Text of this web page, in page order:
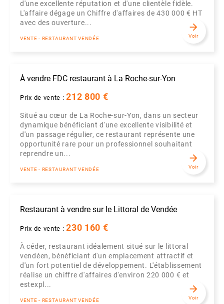
d'une excellente réputation et d'une clientèle fidèle.
L'affaire dégage un Chiffre d'affaires de 430 000 € HT
avec des ouverture...
VENTE - RESTAURANT VENDÉE
arrow_forward
Voir
À vendre FDC restaurant à La Roche-sur-Yon
Prix de vente :212 800 €
Situé au cœur de La Roche-sur-Yon, dans un secteur
dynamique bénéficiant d'une excellente visibilité et
d'un passage régulier, ce restaurant représente une
opportunité rare pour un professionnel souhaitant
reprendre un...
VENTE - RESTAURANT VENDÉE
arrow_forward
Voir
Restaurant à vendre sur le Littoral de Vendée
Prix de vente :230 160 €
À céder, restaurant idéalement situé sur le littoral
vendéen, bénéficiant d'un emplacement attractif et
d'un fort potentiel de développement. L'établissement
réalise un chiffre d'affaires d'environ 220 000 € et
estexpl...
VENTE - RESTAURANT VENDÉE
arrow_forward
Voir